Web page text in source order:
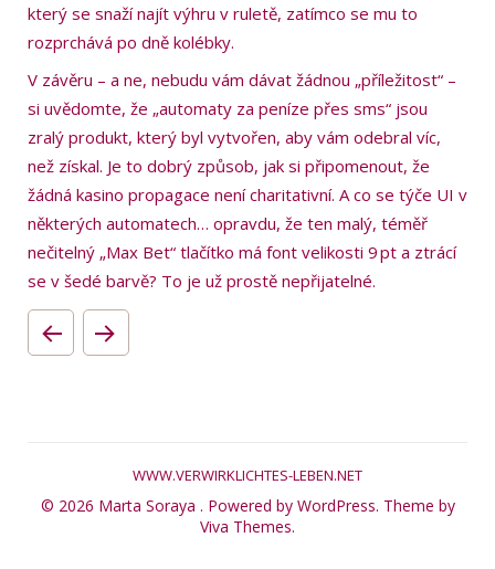
který se snaží najít výhru v ruletě, zatímco se mu to
rozprchává po dně kolébky.
V závěru – a ne, nebudu vám dávat žádnou „příležitost“ –
si uvědomte, že „automaty za peníze přes sms“ jsou
zralý produkt, který byl vytvořen, aby vám odebral víc,
než získal. Je to dobrý způsob, jak si připomenout, že
žádná kasino propagace není charitativní. A co se týče UI v
některých automatech… opravdu, že ten malý, téměř
nečitelný „Max Bet“ tlačítko má font velikosti 9 pt a ztrácí
se v šedé barvě? To je už prostě nepřijatelné.
WWW.VERWIRKLICHTES-LEBEN.NET
© 2026 Marta Soraya . Powered by WordPress. Theme by
Viva Themes.